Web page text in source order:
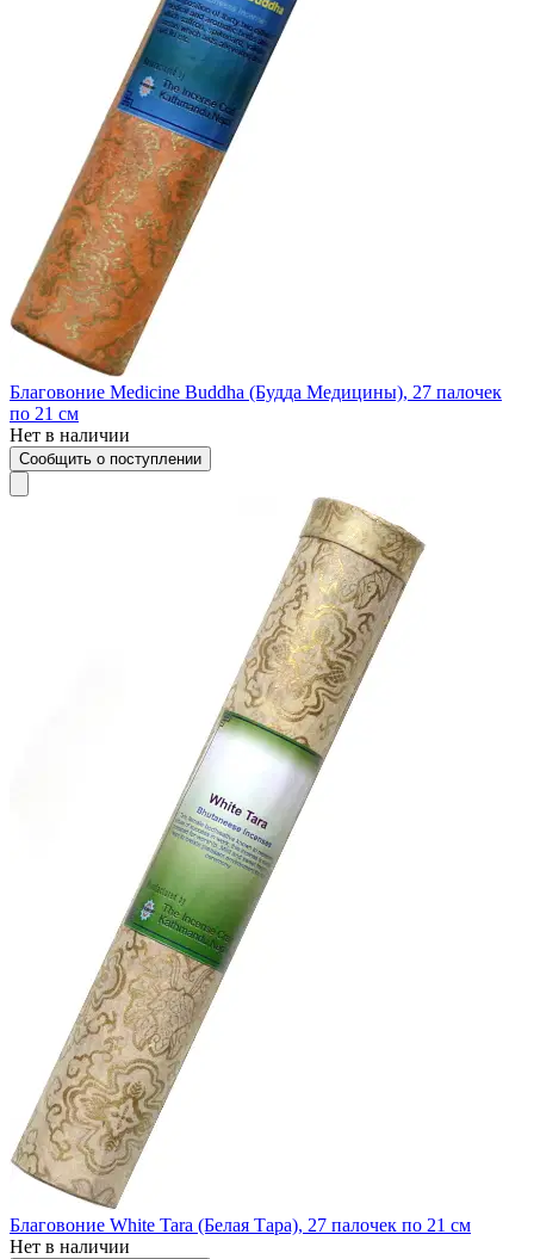
Благовоние Medicine Buddha (Будда Медицины), 27 палочек
по 21 см
Нет в наличии
Сообщить о поступлении
Благовоние White Tara (Белая Тара), 27 палочек по 21 см
Нет в наличии